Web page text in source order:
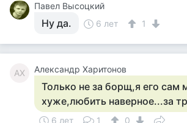
Павел Высоцкий
Ну да. 6 лет 1
АХ Александр Харитонов
Только не за борщ,я его сам
хуже,любить наверное...за
6 лет 1 0